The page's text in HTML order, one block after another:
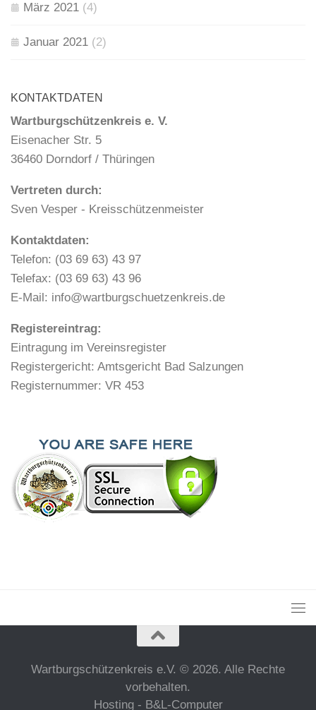
März 2021 (4)
Januar 2021 (2)
KONTAKTDATEN
Wartburgschützenkreis e. V.
Eisenacher Str. 5
36460 Dorndorf / Thüringen
Vertreten durch:
Sven Vesper - Kreisschützenmeister
Kontaktdaten:
Telefon: (03 69 63) 43 97
Telefax: (03 69 63) 43 96
E-Mail: info@wartburgschuetzenkreis.de
Registereintrag:
Eintragung im Vereinsregister
Registergericht: Amtsgericht Bad Salzungen
Registernummer: VR 453
Wartburgschützenkreis e.V. © 2026. Alle Rechte
vorbehalten.
Hosting - B&L-Computer